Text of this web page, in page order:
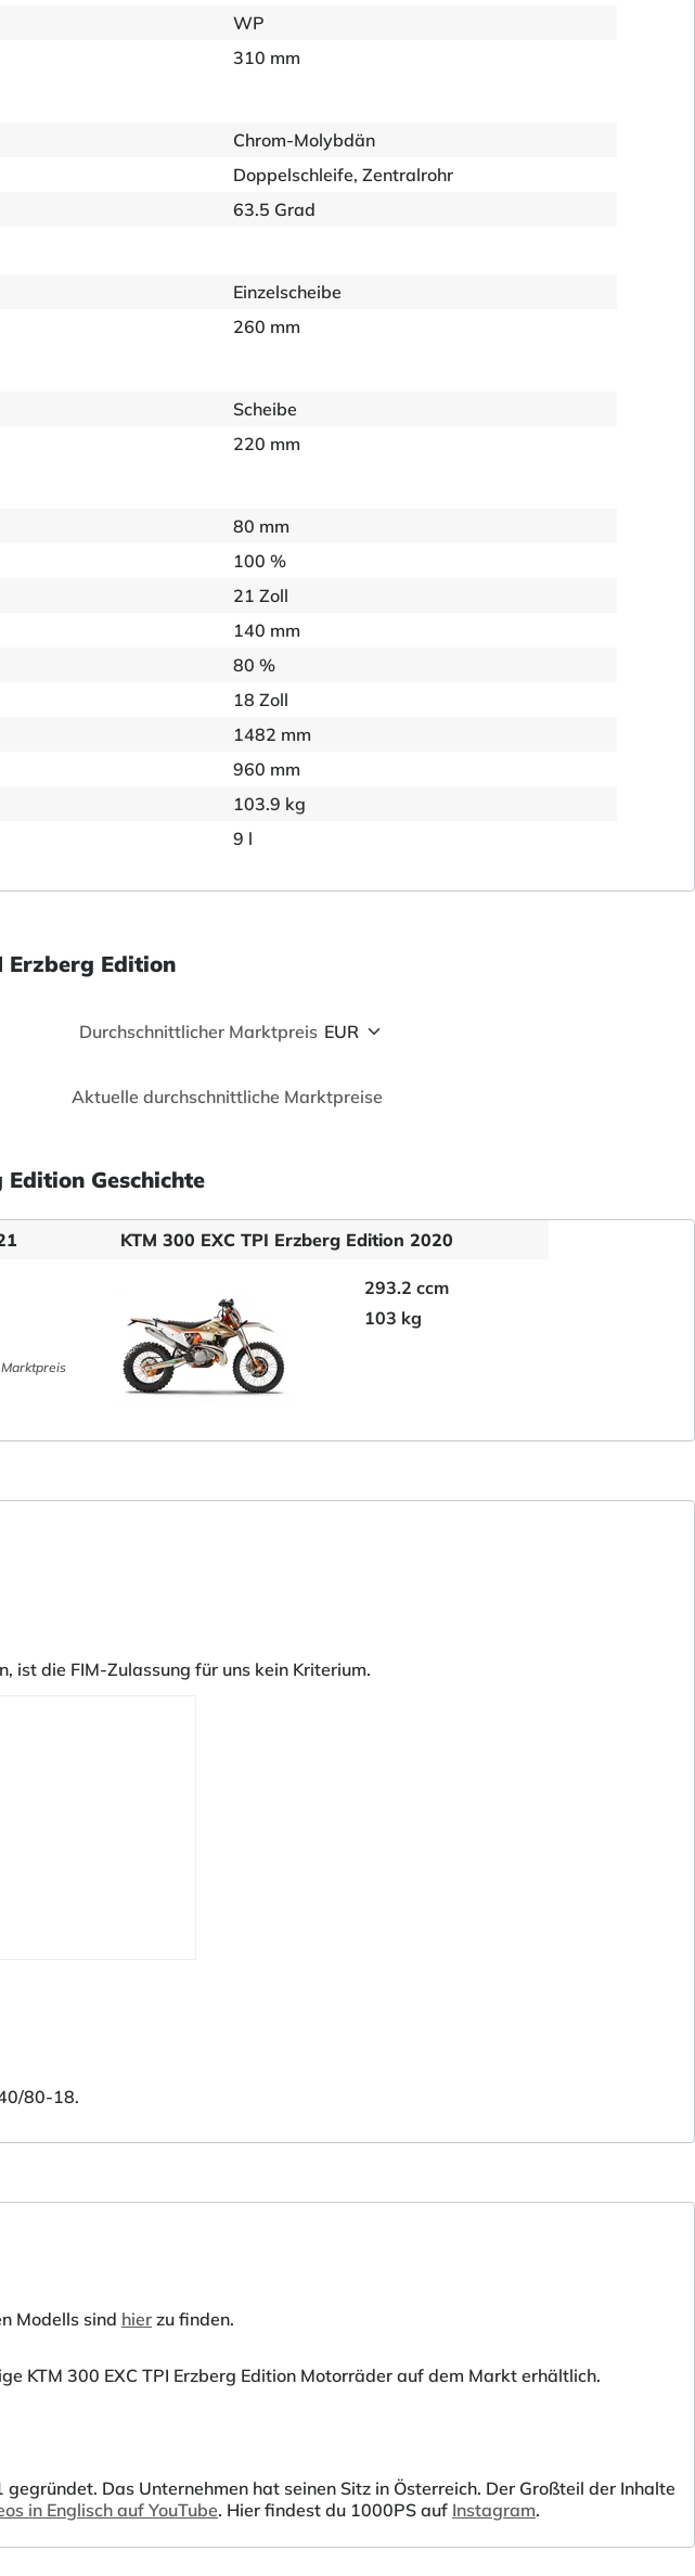
WP
310 mm
Chrom-Molybdän
Doppelschleife, Zentralrohr
63.5 Grad
Einzelscheibe
260 mm
Scheibe
220 mm
80 mm
100 %
21 Zoll
140 mm
80 %
18 Zoll
1482 mm
960 mm
103.9 kg
9 l
Erzberg Edition
Durchschnittlicher Marktpreis
Aktuelle durchschnittliche Marktpreise
Edition Geschichte
KTM 300 EXC TPI Erzberg Edition 2020
293.2 ccm
103 kg
ist die FIM-Zulassung für uns kein Kriterium.
80-18.
Modells sind hier zu finden.
KTM 300 EXC TPI Erzberg Edition Motorräder auf dem Markt erhältlich.
Das Unternehmen hat seinen Sitz in Österreich. Der Großteil der Inhalte
in Englisch auf YouTube. Hier findest du 1000PS auf Instagram.